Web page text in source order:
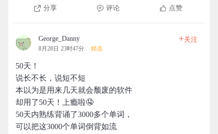
分享 评论 点赞
George_Danny
8月28日 23时47分 精选
+关注
50天！
说长不长，说短不短
本以为是用来几天就会颓废的软件
却用了50天！上瘾啦🤤
50天内熟练背诵了3000多个单词，
可以把这3000个单词倒背如流